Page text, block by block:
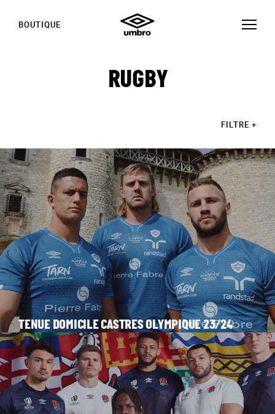
BOUTIQUE
RUGBY
FILTRE +
HISTOIRES
TENUE DOMICILE CASTRES OLYMPIQUE 23/24